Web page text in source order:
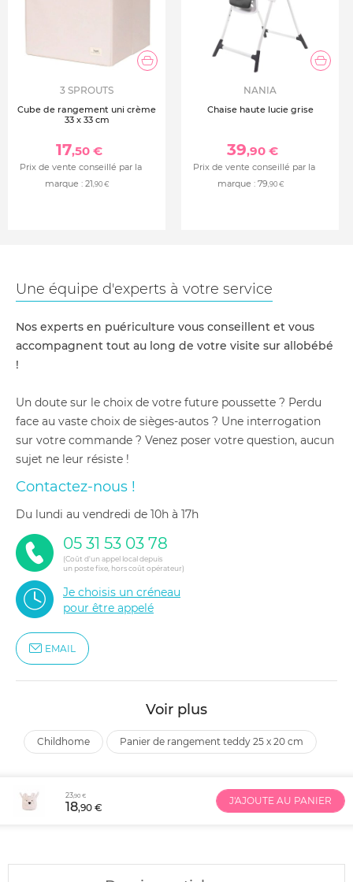
3 SPROUTS
Cube de rangement uni crème
33 x 33 cm
17,50 €
Prix de vente conseillé par la
marque : 21 ,90 €
NANIA
Chaise haute lucie grise
39,90 €
Prix de vente conseillé par la
marque : 79 ,90 €
Une équipe d'experts à votre service
Nos experts en puériculture vous conseillent et vous
accompagnent tout au long de votre visite sur allobébé
!
Un doute sur le choix de votre future poussette ? Perdu
face au vaste choix de sièges-autos ? Une interrogation
sur votre commande ? Venez poser votre question, aucun
sujet ne leur résiste !
Contactez-nous !
du lundi au vendredi de 10h à 17h
05 31 53 03 78
(Coût d'un appel local depuis
un poste fixe, hors coût opérateur)
Je choisis un créneau
pour être appelé
EMAIL
Voir plus
childhome panier de rangement teddy 25 x 20 cm
23,90 €
18,90 €
J'AJOUTE AU PANIER